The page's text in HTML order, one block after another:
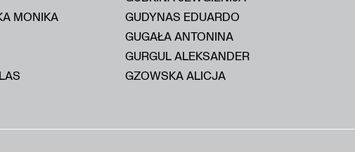
MONIKA
GUDYNAS EDUARDO
GUGAŁA ANTONINA
GURGUL ALEKSANDER
GZOWSKA ALICJA